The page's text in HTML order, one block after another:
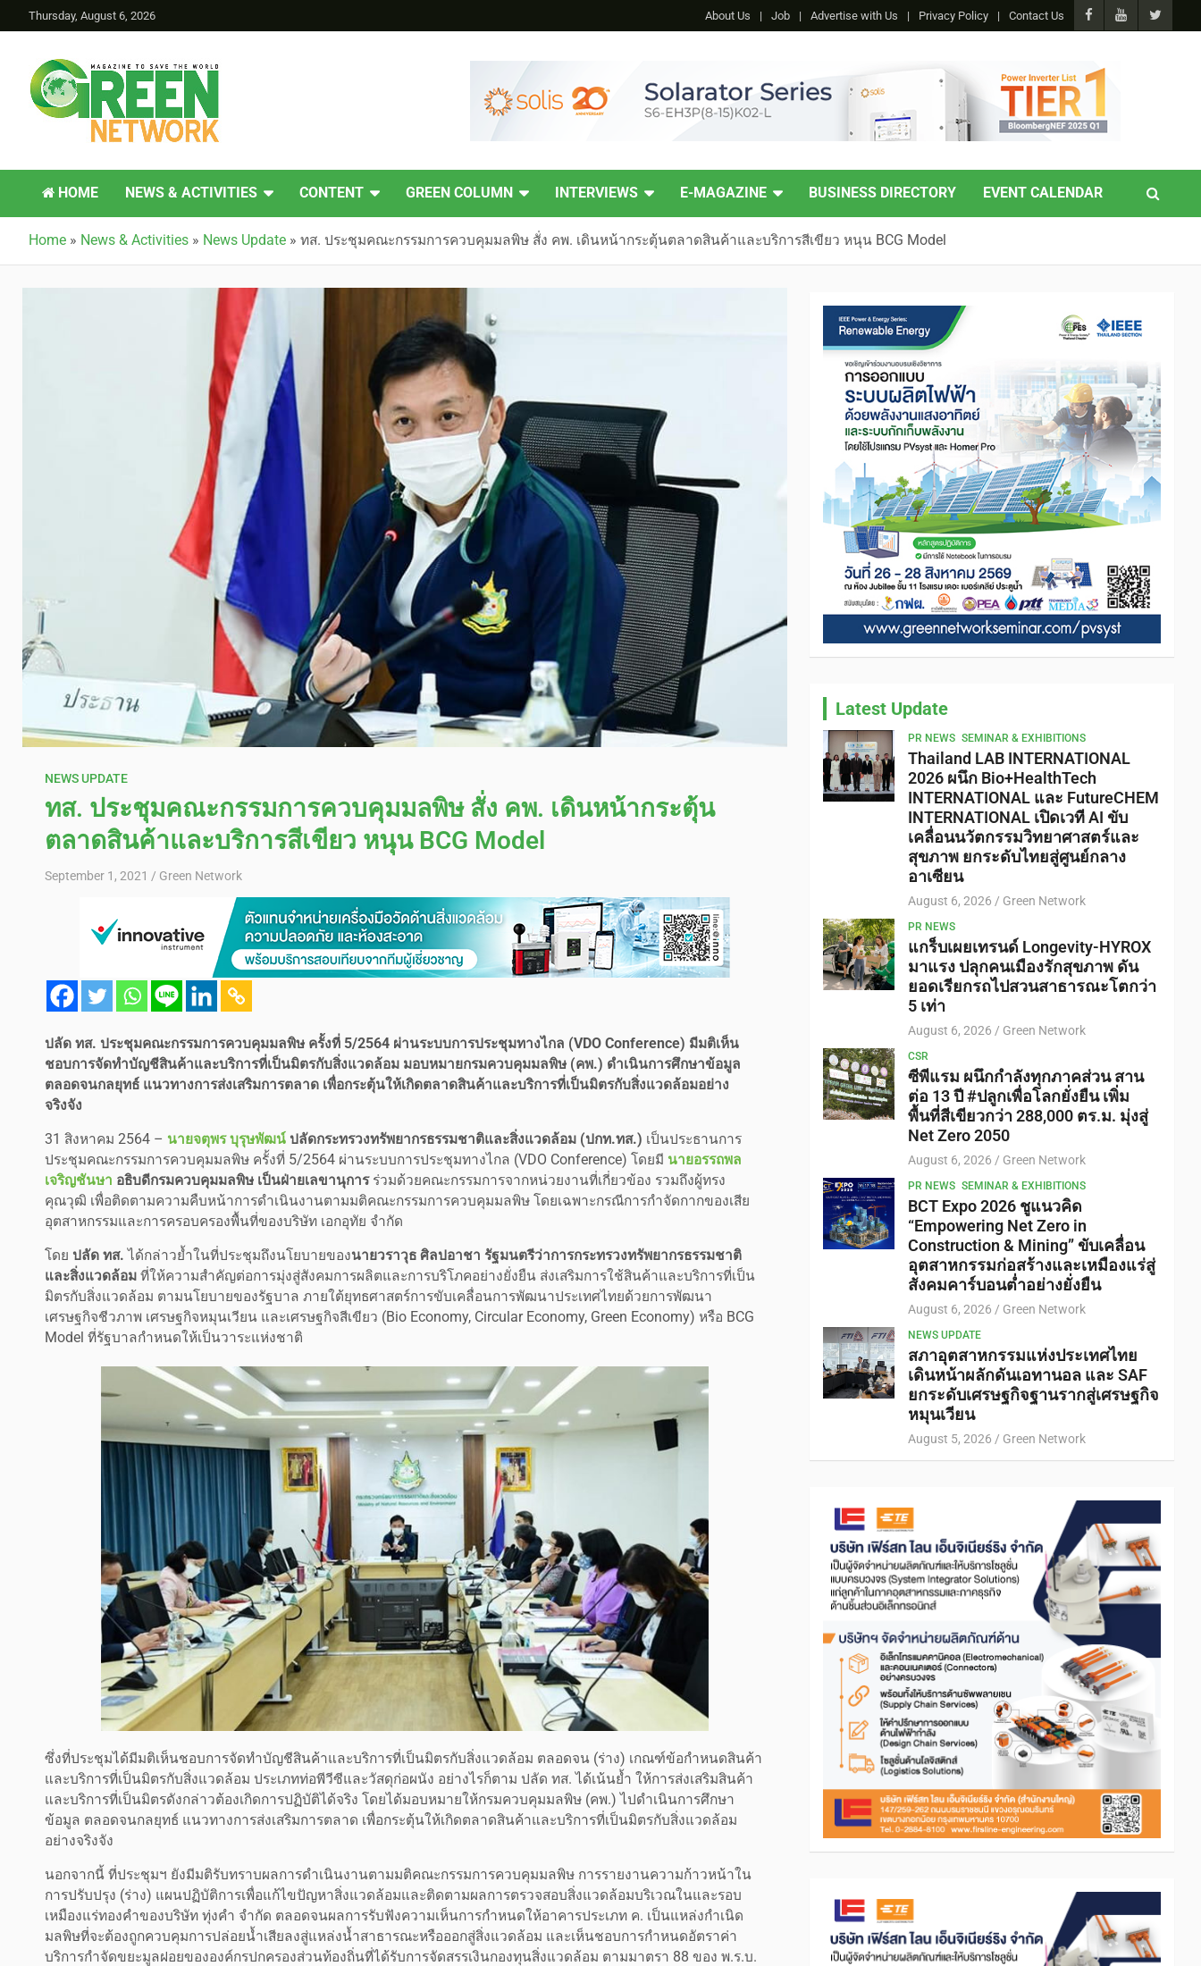
Thursday, August 6, 2026 About Us Job Advertise with Us Privacy Policy Contact Us
Green Network
HOME NEWS & ACTIVITIES CONTENT GREEN COLUMN INTERVIEWS E-MAGAZINE BUSINESS DIRECTORY EVENT CALENDAR
Home » News & Activities » News Update » ทส. ประชุมคณะกรรมการควบคุมมลพิษ สั่ง คพ. เดินหน้ากระตุ้นตลาดสินค้าและบริการสีเขียว หนุน BCG Model
NEWS UPDATE
ทส. ประชุมคณะกรรมการควบคุมมลพิษ สั่ง คพ. เดินหน้ากระตุ้น
ตลาดสินค้าและบริการสีเขียว หนุน BCG Model
September 1, 2021 Green Network
ปลัด ทส. ประชุมคณะกรรมการควบคุมมลพิษ ครั้งที่ 5/2564 ผ่านระบบการประชุมทางไกล (VDO Conference) มีมติเห็น
ชอบการจัดทำบัญชีสินค้าและบริการที่เป็นมิตรกับสิ่งแวดล้อม มอบหมายกรมควบคุมมลพิษ (คพ.) ดำเนินการศึกษาข้อมูล
ตลอดจนกลยุทธ์ แนวทางการส่งเสริมการตลาด เพื่อกระตุ้นให้เกิดตลาดสินค้าและบริการที่เป็นมิตรกับสิ่งแวดล้อมอย่าง
จริงจัง
31 สิงหาคม 2564 – นายจตุพร บุรุษพัฒน์ ปลัดกระทรวงทรัพยากรธรรมชาติและสิ่งแวดล้อม (ปกท.ทส.) เป็นประธานการ
ประชุมคณะกรรมการควบคุมมลพิษ ครั้งที่ 5/2564 ผ่านระบบการประชุมทางไกล (VDO Conference) โดยมี นายอรรถพล
เจริญชันษา อธิบดีกรมควบคุมมลพิษ เป็นฝ่ายเลขานุการร่วมด้วยคณะกรรมการจากหน่วยงานที่เกี่ยวข้อง รวมถึงผู้ทรง
คุณวุฒิ เพื่อติดตามความคืบหน้าการดำเนินงานตามมติคณะกรรมการควบคุมมลพิษ โดยเฉพาะกรณีการกำจัดกากของเสีย
อุตสาหกรรมและการครอบครองพื้นที่ของบริษัท เอกอุทัย จำกัด
โดย ปลัด ทส. ได้กล่าวย้ำในที่ประชุมถึงนโยบายของนายวราวุธ ศิลปอาชา รัฐมนตรีว่าการกระทรวงทรัพยากรธรรมชาติ
และสิ่งแวดล้อม ที่ให้ความสำคัญต่อการมุ่งสู่สังคมการผลิตและการบริโภคอย่างยั่งยืน ส่งเสริมการใช้สินค้าและบริการที่เป็น
มิตรกับสิ่งแวดล้อม ตามนโยบายของรัฐบาล ภายใต้ยุทธศาสตร์การขับเคลื่อนการพัฒนาประเทศไทยด้วยการพัฒนา
เศรษฐกิจชีวภาพ เศรษฐกิจหมุนเวียน และเศรษฐกิจสีเขียว (Bio Economy, Circular Economy, Green Economy) หรือ BCG
Model ที่รัฐบาลกำหนดให้เป็นวาระแห่งชาติ
ซึ่งที่ประชุมได้มีมติเห็นชอบการจัดทำบัญชีสินค้าและบริการที่เป็นมิตรกับสิ่งแวดล้อม ตลอดจน (ร่าง) เกณฑ์ข้อกำหนดสินค้า
และบริการที่เป็นมิตรกับสิ่งแวดล้อม ประเภทท่อพีวีซีและวัสดุก่อผนัง อย่างไรก็ตาม ปลัด ทส. ได้เน้นย้ำ ให้การส่งเสริมสินค้า
และบริการที่เป็นมิตรดังกล่าวต้องเกิดการปฏิบัติได้จริง โดยได้มอบหมายให้กรมควบคุมมลพิษ (คพ.) ไปดำเนินการศึกษา
ข้อมูล ตลอดจนกลยุทธ์ แนวทางการส่งเสริมการตลาด เพื่อกระตุ้นให้เกิดตลาดสินค้าและบริการที่เป็นมิตรกับสิ่งแวดล้อม
อย่างจริงจัง
นอกจากนี้ ที่ประชุมฯ ยังมีมติรับทราบผลการดำเนินงานตามมติคณะกรรมการควบคุมมลพิษ การรายงานความก้าวหน้าใน
การปรับปรุง (ร่าง) แผนปฏิบัติการเพื่อแก้ไขปัญหาสิ่งแวดล้อมและติดตามผลการตรวจสอบสิ่งแวดล้อมบริเวณในและรอบ
เหมืองแร่ทองคำของบริษัท ทุ่งคำ จำกัด ตลอดจนผลการรับฟังความเห็นการกำหนดให้อาคารประเภท ค. เป็นแหล่งกำเนิด
มลพิษที่จะต้องถูกควบคุมการปล่อยน้ำเสียลงสู่แหล่งน้ำสาธารณะหรือออกสู่สิ่งแวดล้อม และเห็นชอบการกำหนดอัตราค่า
บริการกำจัดขยะมูลฝอยขององค์กรปกครองส่วนท้องถิ่นที่ได้รับการจัดสรรเงินกองทุนสิ่งแวดล้อม ตามมาตรา 88 ของ พ.ร.บ.
Latest Update
PR NEWS SEMINAR & EXHIBITIONS
Thailand LAB INTERNATIONAL
2026 ผนึก Bio+HealthTech
INTERNATIONAL และ FutureCHEM
INTERNATIONAL เปิดเวที AI ขับ
เคลื่อนนวัตกรรมวิทยาศาสตร์และ
สุขภาพ ยกระดับไทยสู่ศูนย์กลาง
อาเซียน
August 6, 2026 Green Network
PR NEWS
แกร็บเผยเทรนด์ Longevity-HYROX
มาแรง ปลุกคนเมืองรักสุขภาพ ดัน
ยอดเรียกรถไปสวนสาธารณะโตกว่า
5 เท่า
August 6, 2026 Green Network
CSR
ซีพีแรม ผนึกกำลังทุกภาคส่วน สาน
ต่อ 13 ปี #ปลูกเพื่อโลกยั่งยืน เพิ่ม
พื้นที่สีเขียวกว่า 288,000 ตร.ม. มุ่งสู่
Net Zero 2050
August 6, 2026 Green Network
PR NEWS SEMINAR & EXHIBITIONS
BCT Expo 2026 ชูแนวคิด
“Empowering Net Zero in
Construction & Mining” ขับเคลื่อน
อุตสาหกรรมก่อสร้างและเหมืองแร่สู่
สังคมคาร์บอนต่ำอย่างยั่งยืน
August 6, 2026 Green Network
NEWS UPDATE
สภาอุตสาหกรรมแห่งประเทศไทย
เดินหน้าผลักดันเอทานอล และ SAF
ยกระดับเศรษฐกิจฐานรากสู่เศรษฐกิจ
หมุนเวียน
August 5, 2026 Green Network